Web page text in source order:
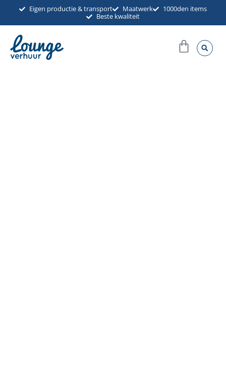
inhoud
Eigen productie & transport Maatwerk
1000den items
Beste kwaliteit